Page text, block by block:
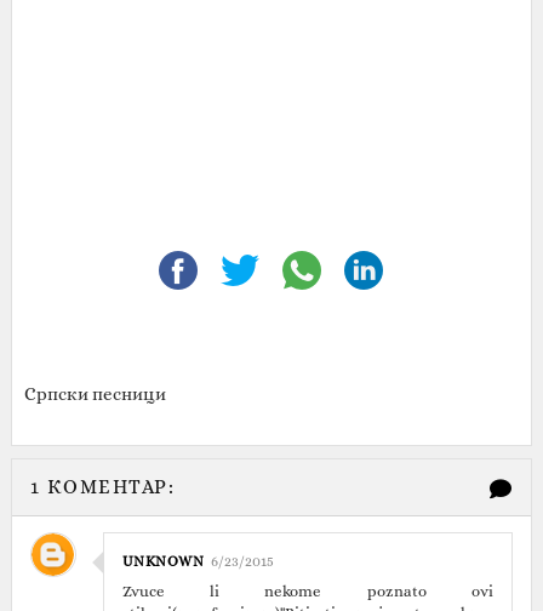
Српски песници
1 КОМЕНТАР:
UNKNOWN 6/23/2015
Zvuce li nekome poznato ovi